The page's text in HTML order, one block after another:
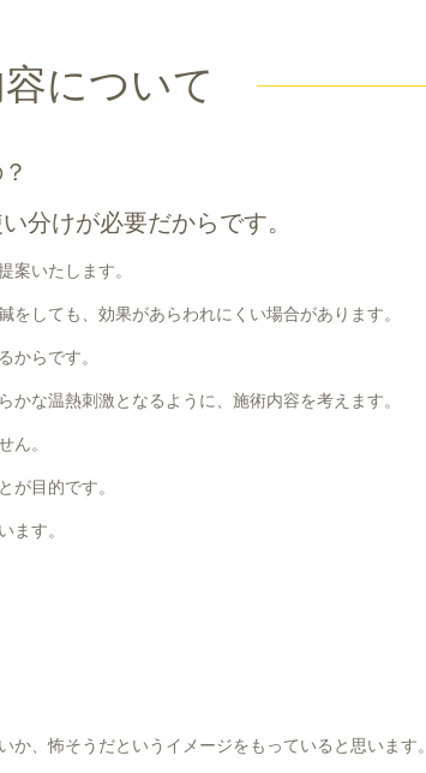
について
分けが必要だからです。
案いたします。
しても、効果があらわれにくい場合があります。
からです。
な温熱刺激となるように、施術内容を考えます。
ん。
が目的です。
ます。
、怖そうだというイメージをもっていると思います。